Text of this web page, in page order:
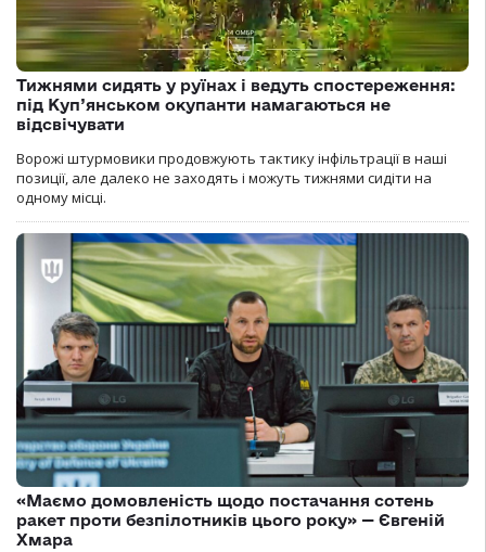
Тижнями сидять у руїнах і ведуть спостереження:
під Куп’янськом окупанти намагаються не
відсвічувати
Ворожі штурмовики продовжують тактику інфільтрації в наші
позиції, але далеко не заходять і можуть тижнями сидіти на
одному місці.
«Маємо домовленість щодо постачання сотень
ракет проти безпілотників цього року» — Євгеній
Хмара